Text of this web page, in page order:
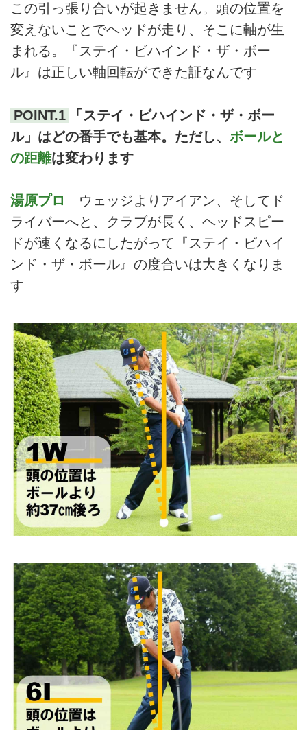
この引っ張り合いが起きません。頭の位置を
変えないことでヘッドが走り、そこに軸が生
まれる。『ステイ・ビハインド・ザ・ボー
ル』は正しい軸回転ができた証なんです
POINT.1
「ステイ・ビハインド・ザ・ボー
ル」はどの番手でも基本。ただし、 ボールと
の距離は変わります
湯原プロ
ウェッジよりアイアン、そしてド
ライバーへと、クラブが長く、ヘッドスピー
ドが速くなるにしたがって『ステイ・ビハイ
ンド・ザ・ボール』の度合いは大きくなりま
す